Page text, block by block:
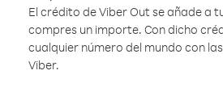
El crédito de Viber Out se añade a
compres un importe. Con dicho
cualquier número del mundo con
Viber.